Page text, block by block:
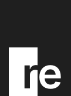
re